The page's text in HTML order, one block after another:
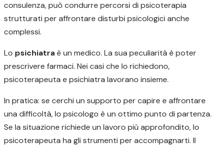
consulenza, può condurre percorsi di psicoterapia
strutturati per affrontare disturbi psicologici anche
complessi.
Lo psichiatraè un medico. La sua peculiarità è poter
prescrivere farmaci. Nei casi che lo richiedono,
psicoterapeuta e psichiatra lavorano insieme.
In pratica: se cerchi un supporto per capire e affrontare
una difficoltà, lo psicologo è un ottimo punto di partenza.
Se la situazione richiede un lavoro più approfondito, lo
psicoterapeuta ha gli strumenti per accompagnarti. Il